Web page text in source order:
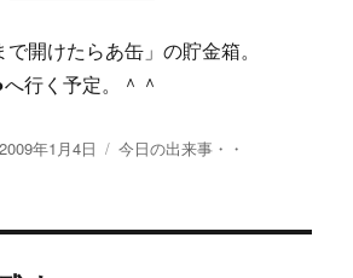
で開けたらあ缶」の貯金箱。
行く予定。＾＾
投
2009年1月4日
カ
今日の出来事・・